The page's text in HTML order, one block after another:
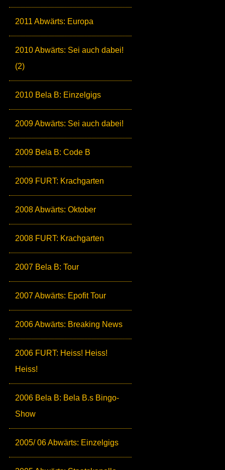
2011 Abwärts: Europa
2010 Abwärts: Sei auch dabei!
(2)
2010 Bela B: Einzelgigs
2009 Abwärts: Sei auch dabei!
2009 Bela B: Code B
2009 FURT: Krachgarten
2008 Abwärts: Oktober
2008 FURT: Krachgarten
2007 Bela B: Tour
2007 Abwärts: Epofit Tour
2006 Abwärts: Breaking News
2006 FURT: Heiss! Heiss!
Heiss!
2006 Bela B: Bela B.s Bingo-
Show
2005/ 06 Abwärts: Einzelgigs